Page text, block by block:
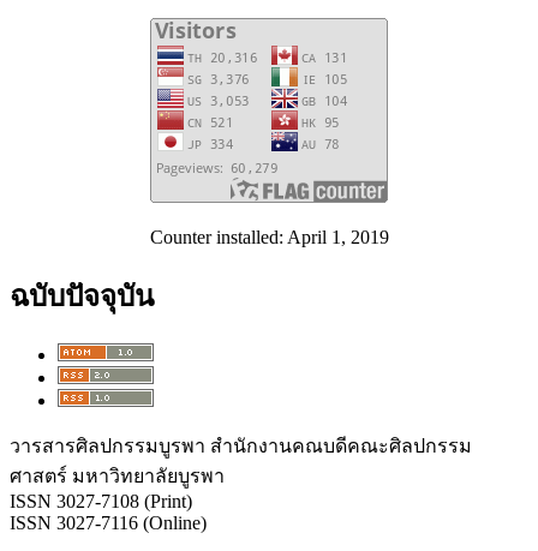
Counter installed: April 1, 2019
ฉบับปัจจุบัน
วารสารศิลปกรรมบูรพา สำนักงานคณบดีคณะศิลปกรรม
ศาสตร์ มหาวิทยาลัยบูรพา
ISSN 3027-7108 (Print)
ISSN 3027-7116 (Online)